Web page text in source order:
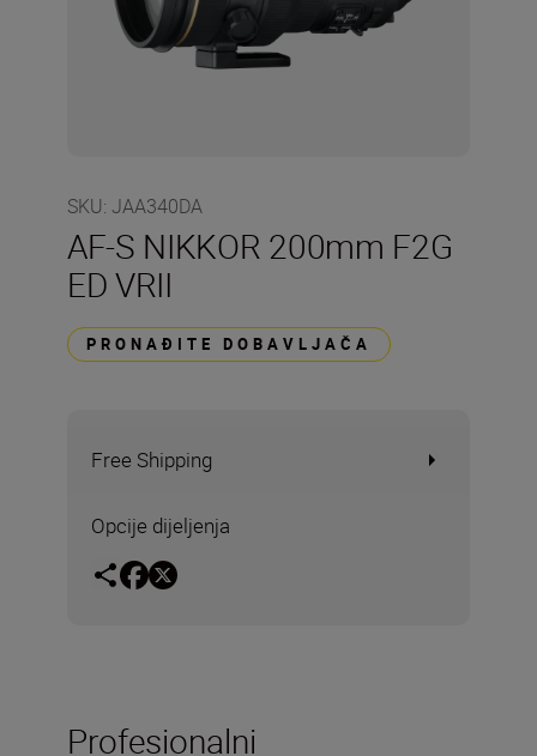
SKU: JAA340DA
AF-S NIKKOR 200mm F2G
ED VRII
PRONAĐITE DOBAVLJAČA
Free Shipping
Opcije dijeljenja
Profesionalni